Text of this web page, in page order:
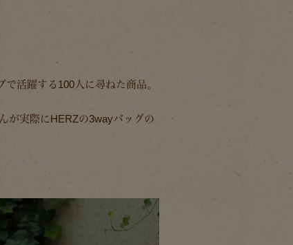
活躍する100人に尋ねた商品。
が実際にHERZの3wayバッグの